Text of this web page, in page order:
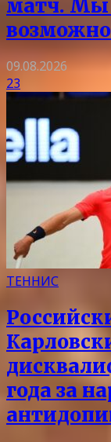
матч. Мы
09.08.2026
23
ТЕННИС
года за